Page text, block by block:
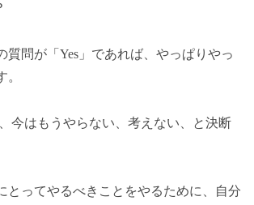
質問が「Yes」であれば、やっぱりやっ
今はもうやらない、考えない、と決断
とってやるべきことをやるために、自分